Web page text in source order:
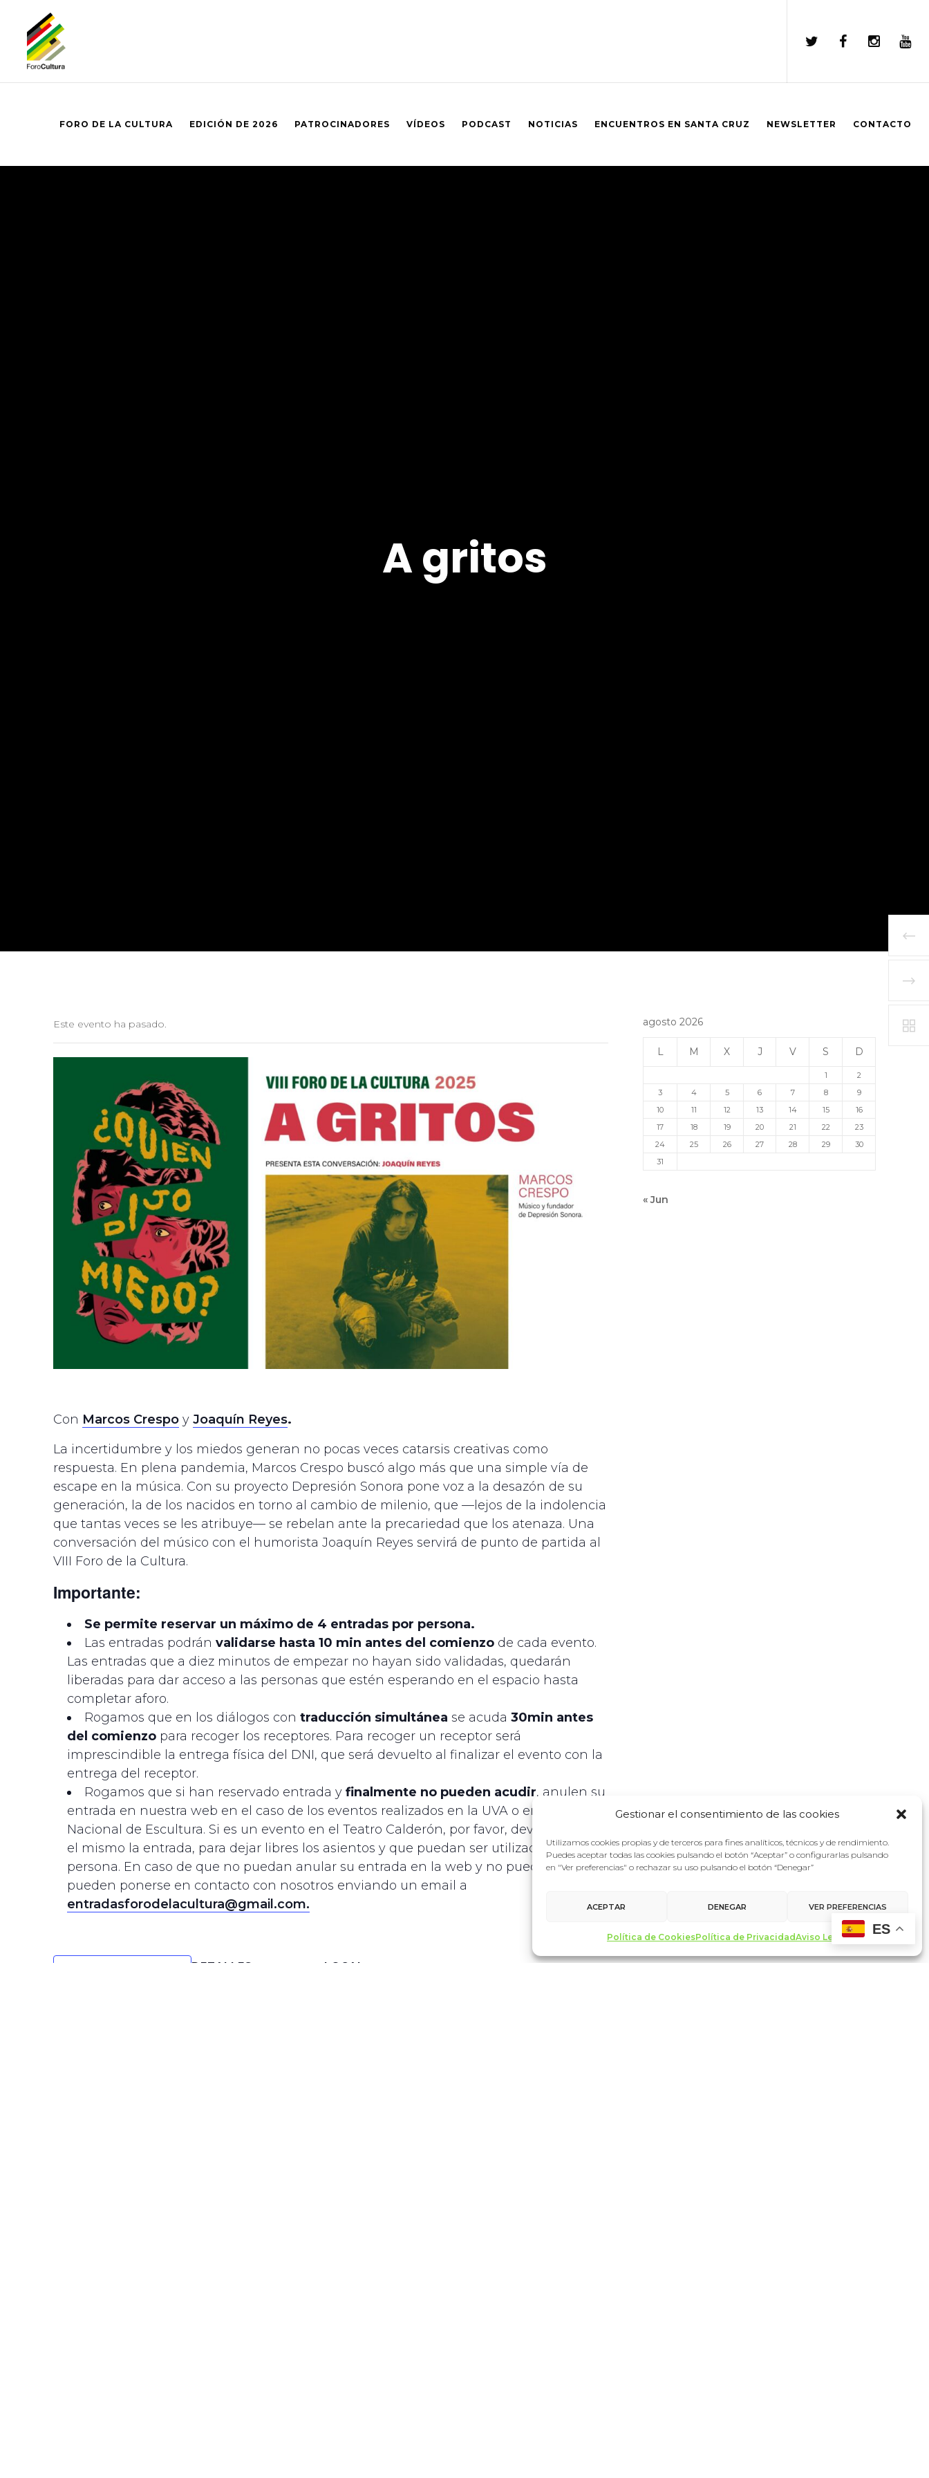
Gestionar el consentimiento de las cookies
Utilizamos cookies propias y de terceros para fines analíticos, técnicos y de rendimiento.
Puedes aceptar todas las cookies pulsando el botón “Aceptar” o configurarlas pulsando
en "Ver preferencias" o rechazar su uso pulsando el botón “Denegar”
ACEPTAR DENEGAR VER PREFERENCIAS
Política de CookiesPolítica de PrivacidadAviso Legal
FORO DE LA CULTURA EDICIÓN DE 2026 PATROCINADORES VÍDEOS PODCAST NOTICIAS ENCUENTROS EN SANTA CRUZ NEWSLETTER CONTACTO
A gritos
Este evento ha pasado.
Con Marcos Crespo y Joaquín Reyes.
La incertidumbre y los miedos generan no pocas veces catarsis creativas como
respuesta. En plena pandemia, Marcos Crespo buscó algo más que una simple vía de
escape en la música. Con su proyecto Depresión Sonora pone voz a la desazón de su
generación, la de los nacidos en torno al cambio de milenio, que —lejos de la indolencia
que tantas veces se les atribuye— se rebelan ante la precariedad que los atenaza. Una
conversación del músico con el humorista Joaquín Reyes servirá de punto de partida al
VIII Foro de la Cultura.
Importante:
Se permite reservar un máximo de 4 entradas por persona.
Las entradas podrán validarse hasta 10 min antes del comienzo de cada evento.
Las entradas que a diez minutos de empezar no hayan sido validadas, quedarán
liberadas para dar acceso a las personas que estén esperando en el espacio hasta
completar aforo.
Rogamos que en los diálogos con traducción simultánea se acuda 30min antes
del comienzo para recoger los receptores. Para recoger un receptor será
imprescindible la entrega física del DNI, que será devuelto al finalizar el evento con la
entrega del receptor.
Rogamos que si han reservado entrada y finalmente no pueden acudir, anulen su
entrada en nuestra web en el caso de los eventos realizados en la UVA o en el Museo
Nacional de Escultura. Si es un evento en el Teatro Calderón, por favor, devuelvan en
el mismo la entrada, para dejar libres los asientos y que puedan ser utilizados por otra
persona. En caso de que no puedan anular su entrada en la web y no puedan acudir,
pueden ponerse en contacto con nosotros enviando un email a
entradasforodelacultura@gmail.com.
DETALLES LOCAL
agosto 2026
L M X J V S D
1
2
3
4 5 6 7 8
9
10
11 12 13 14 15
16
17
18 19 20 21 22
23
24
25 26 27 28 29
30
31
« Jun
ES